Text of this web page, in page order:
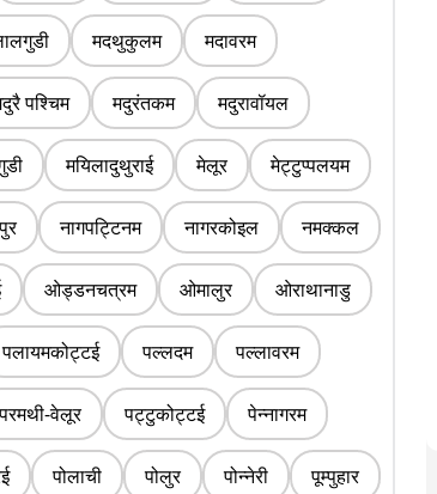
मदथुकुलम मदावरम
पश्चिम मदुरंतकम मदुरावॉयल
मयिलादुथुराई मेलूर मेट्टुप्पलयम
नागपट्टिनम नागरकोइल नमक्कल
ओड्डनचत्रम ओमालुर ओराथानाडु
पलायमकोट्टई पल्लदम पल्लावरम
परमथी-वेलूर पट्टुकोट्टई पेन्नागरम
पोलाची पोलुर पोन्नेरी पूम्पुहार